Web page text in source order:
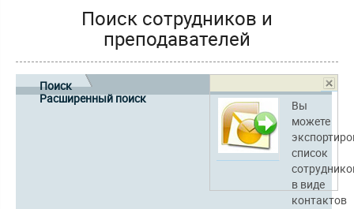
Поиск сотрудников и
преподавателей
Вы
можете
список
в виде
контактов
Поиск
Расширенный поиск